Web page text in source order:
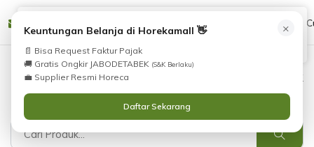
(021) 38783380 08551688000
Masuk
×
Keuntungan Belanja di Horekamall 👋
📄 Bisa Request Faktur Pajak
🚚 Gratis Ongkir JABODETABEK (S&K Berlaku)
💼 Supplier Resmi Horeca
Daftar Sekarang
i
Silahkan lihatKatalog
Hubungi Kami